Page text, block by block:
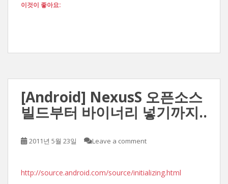
이것이 좋아요:
[Android] NexusS 오픈소스
빌드부터 바이너리 넣기까지..
2011년 5월 23일 Leave a comment
http://source.android.com/source/initializing.html